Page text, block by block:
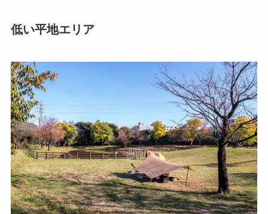
低い平地エリア